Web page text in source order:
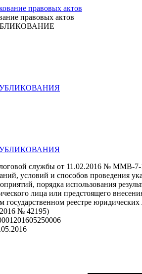
правовых актов
службы от 11.02.2016 № ММВ-7-
условий и способов проведения
порядка использования
лица или предстоящего
государственном реестре
№ 42195)